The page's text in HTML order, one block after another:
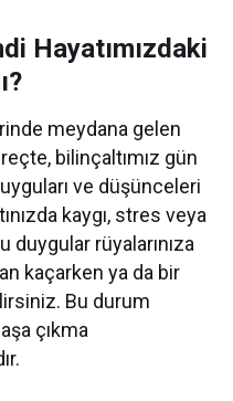
Hayatımızdaki
meydana gelen
bilinçaltımız gün
ve düşünceleri
kaygı, stres veya
duygular rüyalarınıza
kaçarken ya da bir
Bu durum
çıkma